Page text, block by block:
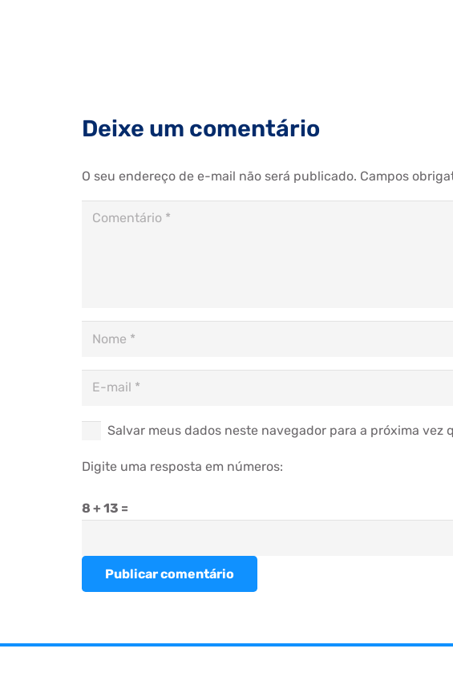
Deixe um comentário
O seu endereço de e-mail não será publicado. Campos
Salvar meus dados neste navegador para a próxima vez
Digite uma resposta em números:
8 + 13 =
Publicar comentário